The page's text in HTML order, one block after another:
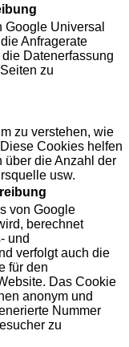
Universal
Anfragerate
Datenerfassung
zu
zu verstehen, wie
Cookies helfen
über die Anzahl der
usw.
von Google
berechnet
und
verfolgt auch die
für den
Das Cookie
anonym und
Nummer
zu